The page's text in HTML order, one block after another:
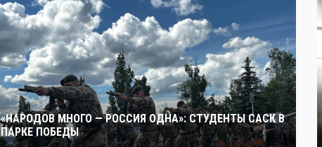
«НАРОДОВ МНОГО — РОССИЯ ОДНА»: СТУДЕНТЫ САСК В
ПАРКЕ ПОБЕДЫ